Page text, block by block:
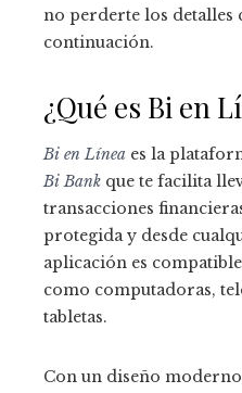
no perderte los detalles
continuación.
¿Qué es Bi en
Bi en Línea es la
Bi Bank que te facilita
transacciones
protegida y desde
aplicación es
como computadoras,
tabletas.
Con un diseño